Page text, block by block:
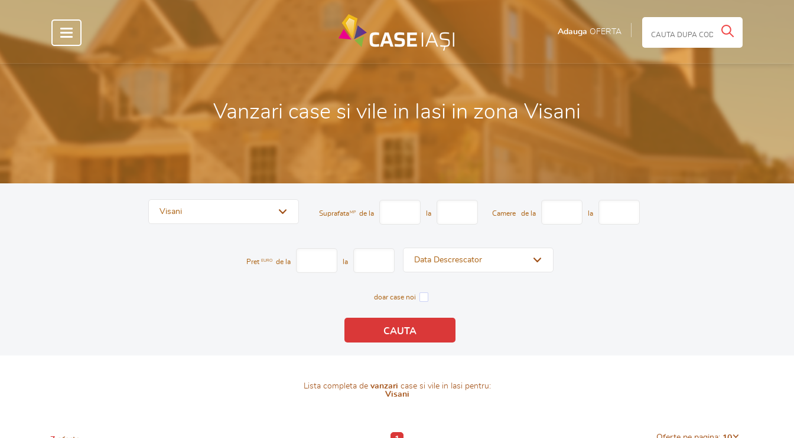
Adauga OFERTA
Vanzari case si vile in Iasi in zona Visani
Visani Suprafata MP de la la Camere de la la
Pret EURO de la la Data Descrescator
doar case noi
Lista completa de vanzari case si vile in Iasi pentru:
Visani